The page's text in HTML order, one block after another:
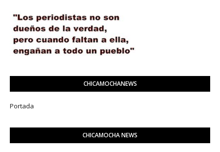
CHICAMOCHANEWS
Portada
CHICAMOCHA NEWS